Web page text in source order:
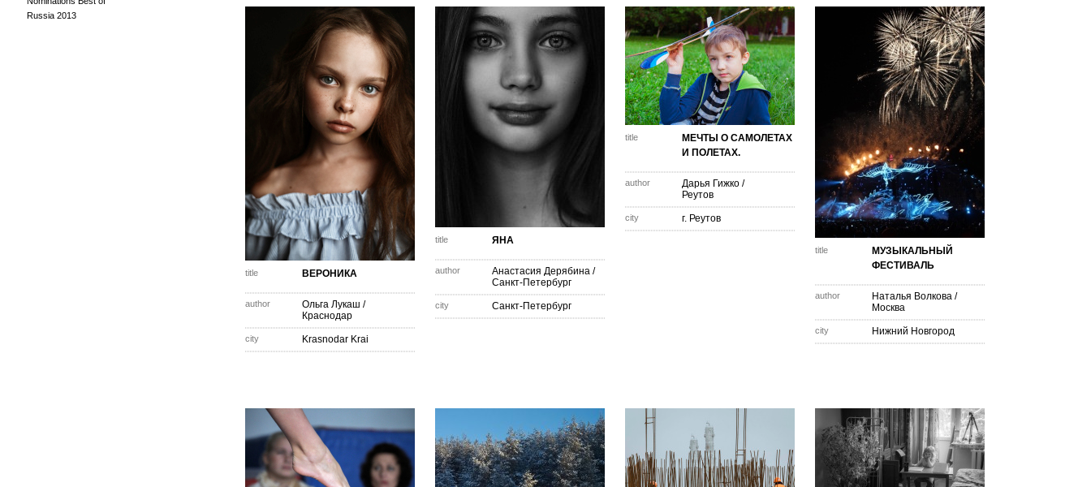
Russia 2013
title ВЕРОНИКА
author Ольга Лукаш /
Краснодар
city Krasnodar Krai
title ЯНА
author Анастасия Дерябина /
Санкт-Петербург
city Санкт-Петербург
title
МЕЧТЫ О САМОЛЕТАХ
И ПОЛЕТАХ.
author Дарья Гижко /
Реутов
city г. Реутов
title
МУЗЫКАЛЬНЫЙ
ФЕСТИВАЛЬ
author Наталья Волкова /
Москва
city Нижний Новгород